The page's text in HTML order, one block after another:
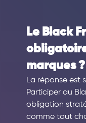
Le Black
marques ?
La réponse est
Participer au
obligation
comme tout